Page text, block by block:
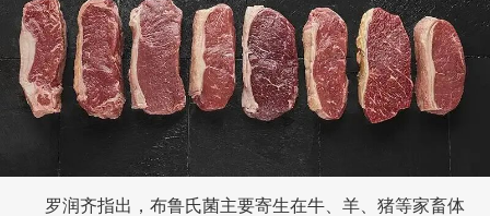
罗润齐指出，布鲁氏菌主要寄生在牛、羊、猪等家畜体